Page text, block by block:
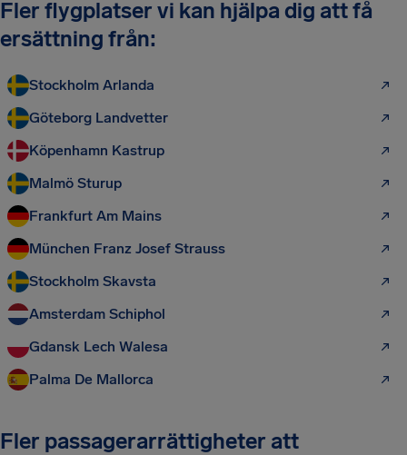
Fler flygplatser vi kan hjälpa dig att få
ersättning från:
Stockholm Arlanda
Göteborg Landvetter
Köpenhamn Kastrup
Malmö Sturup
Frankfurt Am Mains
München Franz Josef Strauss
Stockholm Skavsta
Amsterdam Schiphol
Gdansk Lech Walesa
Palma De Mallorca
Fler passagerarrättigheter att